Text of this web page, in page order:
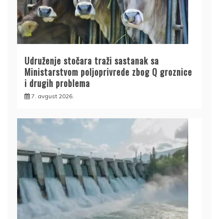
Udruženje stočara traži sastanak sa
Ministarstvom poljoprivrede zbog Q groznice
i drugih problema
7. avgust 2026.